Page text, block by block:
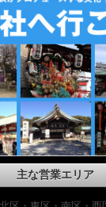
主な営業エリア